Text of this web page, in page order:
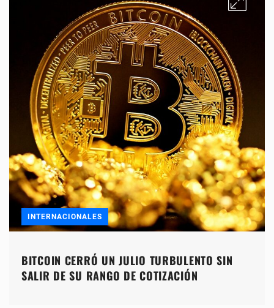
INTERNACIONALES
BITCOIN CERRÓ UN JULIO TURBULENTO SIN
SALIR DE SU RANGO DE COTIZACIÓN